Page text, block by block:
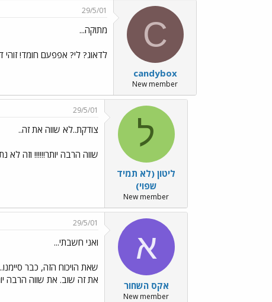
C
candybox
New member
29/5/01
מתוקה...
לדאוג? לי? אפפעם חומד! זוהי
ל
ליטון (לא תמיד
שפוי)
New member
29/5/01
צודקת..לא שווה את זה..
שווה הרבה יותר!!!!!! וזה לא
א
אקס השחור
New member
29/5/01
ואני חשבתי...
שאת הויכוח הזה, כבר
את זה שוב. את שווה הרבה